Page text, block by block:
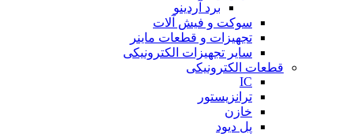
برد آردینو
سوکت و فیش آلات
تجهیزات و قطعات ماینر
سایر تجهیزات الکترونیکی
قطعات الکترونیکی
IC
ترانزیستور
خازن
پل دیود